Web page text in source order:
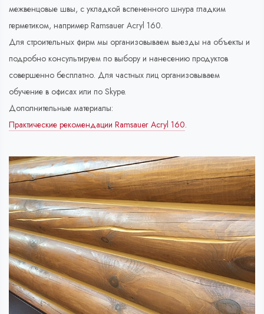
межвенцовые швы, с укладкой вспененного шнура гладким
герметиком, например Ramsauer Acryl 160.
Для строительных фирм мы организовываем выезды на объекты и
подробно консультируем по выбору и нанесению продуктов
совершенно бесплатно. Для частных лиц организовываем
обучение в офисах или по Skype.
Дополнительные материалы:
Практические рекомендации Ramsauer Acryl 160.